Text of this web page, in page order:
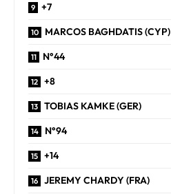
+7
MARCOS BAGHDATIS (CYP)
N°44
+8
TOBIAS KAMKE (GER)
N°94
+14
JEREMY CHARDY (FRA)